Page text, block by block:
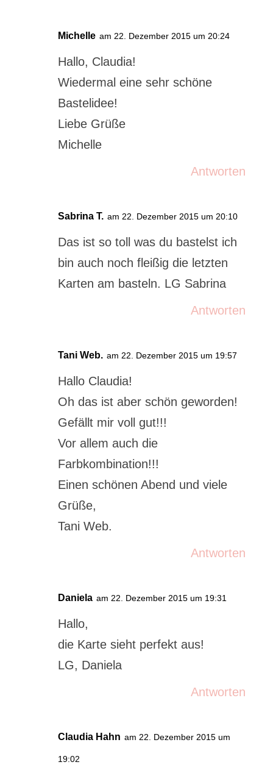
Michelle am 22. Dezember 2015 um 20:24
Hallo, Claudia!
Wiedermal eine sehr schöne
Bastelidee!
Liebe Grüße
Michelle
Antworten
Sabrina T. am 22. Dezember 2015 um 20:10
Das ist so toll was du bastelst ich
bin auch noch fleißig die letzten
Karten am basteln. LG Sabrina
Antworten
Tani Web. am 22. Dezember 2015 um 19:57
Hallo Claudia!
Oh das ist aber schön geworden!
Gefällt mir voll gut!!!
Vor allem auch die
Farbkombination!!!
Einen schönen Abend und viele
Grüße,
Tani Web.
Antworten
Daniela am 22. Dezember 2015 um 19:31
Hallo,
die Karte sieht perfekt aus!
LG, Daniela
Antworten
Claudia Hahn am 22. Dezember 2015 um
19:02